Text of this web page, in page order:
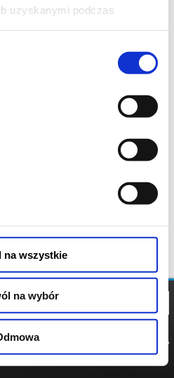
uzyskanymi podczas
na wszystkie
na wybór
POLITYKA